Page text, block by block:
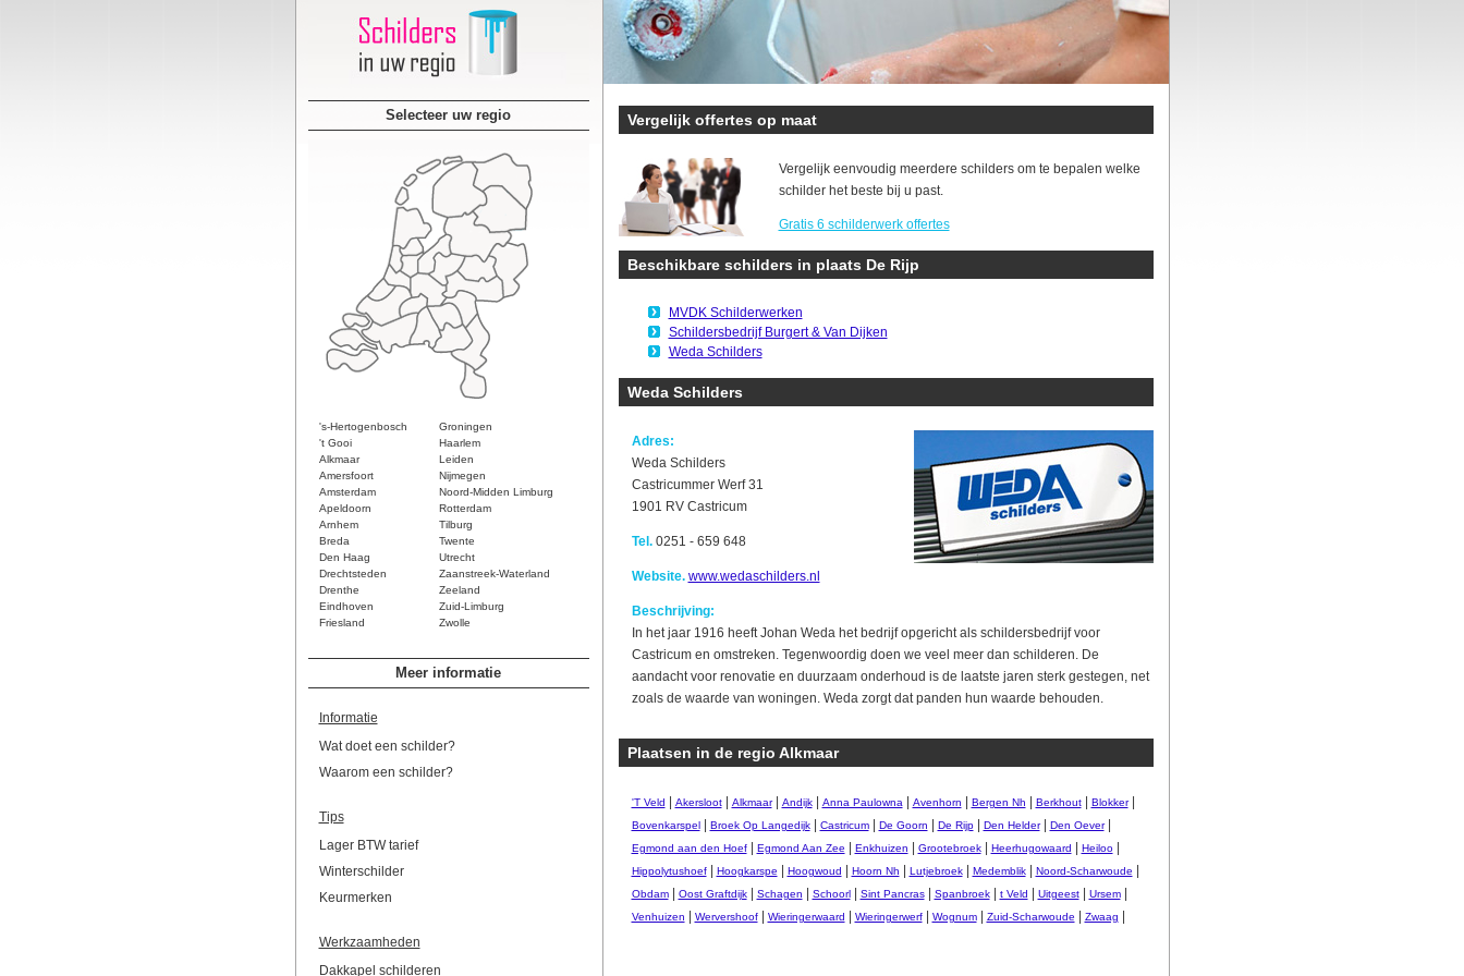
Selecteer uw regio
's-Hertogenbosch
Groningen
't Gooi
Haarlem
Alkmaar
Leiden
Amersfoort
Nijmegen
Amsterdam
Noord-Midden Limburg
Apeldoorn
Rotterdam
Arnhem
Tilburg
Breda
Twente
Den Haag
Utrecht
Drechtsteden
Zaanstreek-Waterland
Drenthe
Zeeland
Eindhoven
Zuid-Limburg
Friesland
Zwolle
Meer informatie
Informatie
Wat doet een schilder?
Waarom een schilder?
Tips
Lager BTW tarief
Winterschilder
Keurmerken
Werkzaamheden
Dakkapel schilderen
Vergelijk offertes op maat
Vergelijk eenvoudig meerdere schilders om te bepalen welke
schilder het beste bij u past.
Gratis 6 schilderwerk offertes
Beschikbare schilders in plaats De Rijp
MVDK Schilderwerken
Schildersbedrijf Burgert & Van Dijken
Weda Schilders
Weda Schilders
Adres:
Weda Schilders
Castricummer Werf 31
1901 RV Castricum
Tel.0251 - 659 648
Website. www.wedaschilders.nl
Beschrijving:
In het jaar 1916 heeft Johan Weda het bedrijf opgericht als schildersbedrijf voor
Castricum en omstreken. Tegenwoordig doen we veel meer dan schilderen. De
aandacht voor renovatie en duurzaam onderhoud is de laatste jaren sterk gestegen, net
zoals de waarde van woningen. Weda zorgt dat panden hun waarde behouden.
Plaatsen in de regio Alkmaar
'T Veld Akersloot| Alkmaar| Andijk| Anna Paulowna| Avenhorn Bergen Nh Berkhout| Blokker|
Bovenkarspel| Broek Op Langedijk| Castricum| De Goorn De Rijp| Den Helder| Den Oever|
Egmond aan den Hoef| Egmond Aan Zee Enkhuizen Grootebroek| Heerhugowaard Heiloo|
Hippolytushoef| Hoogkarspe Hoogwoud Hoorn Nh Lutjebroek| Medemblik| Noord-Scharwoude
Obdam| Oost Graftdijk| Schagen Schoorl| Sint Pancras| Spanbroek| t Veld Uitgeest| Ursem|
Venhuizen Wervershoof| Wieringerwaard Wieringerwerf| Wognum| Zuid-Scharwoude Zwaag